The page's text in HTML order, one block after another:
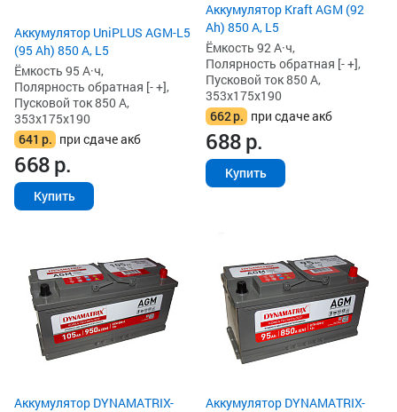
Аккумулятор UniPLUS AGM-L5
(95 Ah) 850 А, L5
Ёмкость 95 А·ч,
Полярность обратная [- +],
Пусковой ток 850 А,
353x175x190
641 р. при сдаче акб
668р.
Купить
Аккумулятор Kraft AGM (92
Ah) 850 А, L5
Ёмкость 92 А·ч,
Полярность обратная [- +],
Пусковой ток 850 А,
353x175x190
662р. при сдаче акб
688р.
Купить
Аккумулятор DYNAMATRIX-
Аккумулятор DYNAMATRIX-